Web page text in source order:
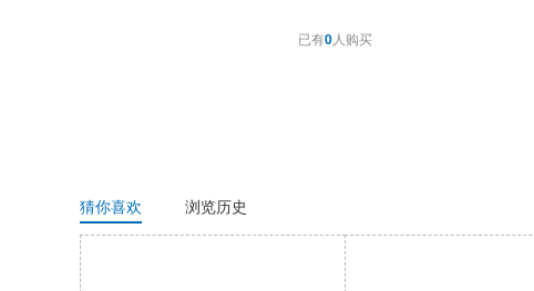
已有0人购买
猜你喜欢 浏览历史